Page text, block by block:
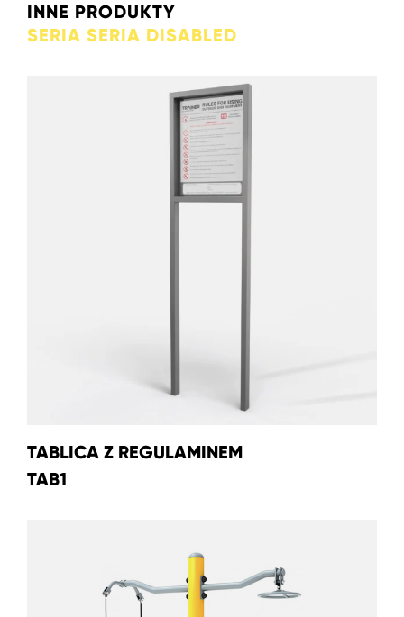
INNE PRODUKTY
SERIA SERIA DISABLED
TABLICA Z REGULAMINEM
TAB1